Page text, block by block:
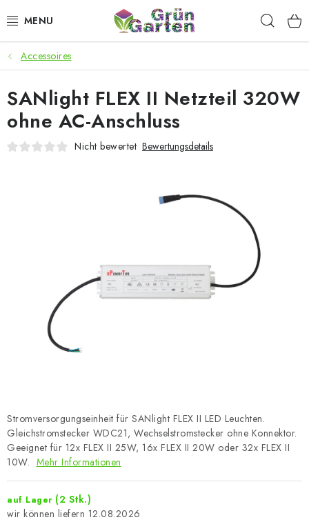
Inhalt
ANGEBOTE
LED PFLANZENLAMPEN
ANBAUBEDARF FÜR DEN HEIMANBAU
Geschäftsbewertung Kaufberatung AGB
Datenschutzerklärung Impressum
Accessoires
Stromversorgungseinheit für SANlight FLEX II LED Leuchten.
Gleichstromstecker WDC21, Wechselstromstecker ohne Konnektor.
Geeignet für 12x FLEX II 25W, 16x FLEX II 20W oder 32x FLEX II
10W. Mehr Informationen
auf Lager (2 Stk.)
12.08.2026
SANlight FLEX II Netzteil 320W
ohne AC-Anschluss
Nicht bewertet Bewertungsdetails